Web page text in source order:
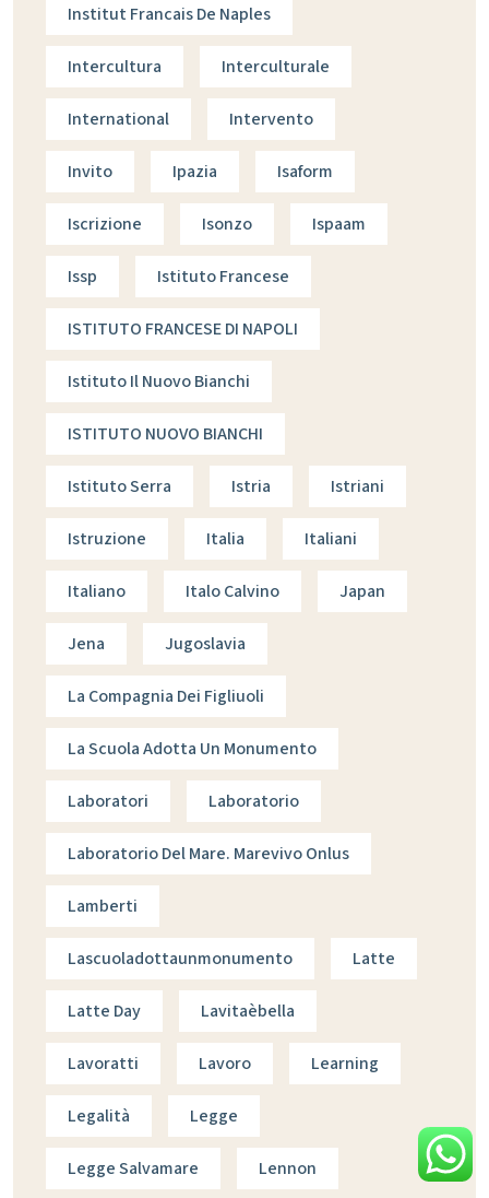
Institut Francais De Naples
Intercultura Interculturale
International Intervento
Invito Ipazia Isaform
Iscrizione Isonzo Ispaam
Issp Istituto Francese
ISTITUTO FRANCESE DI NAPOLI
Istituto Il Nuovo Bianchi
ISTITUTO NUOVO BIANCHI
Istituto Serra Istria Istriani
Istruzione Italia Italiani
Italiano Italo Calvino Japan
Jena Jugoslavia
La Compagnia Dei Figliuoli
La Scuola Adotta Un Monumento
Laboratori Laboratorio
Laboratorio Del Mare. Marevivo Onlus
Lamberti
Lascuoladottaunmonumento Latte
Latte Day Lavitaèbella
Lavoratti Lavoro Learning
Legalità Legge
Legge Salvamare Lennon